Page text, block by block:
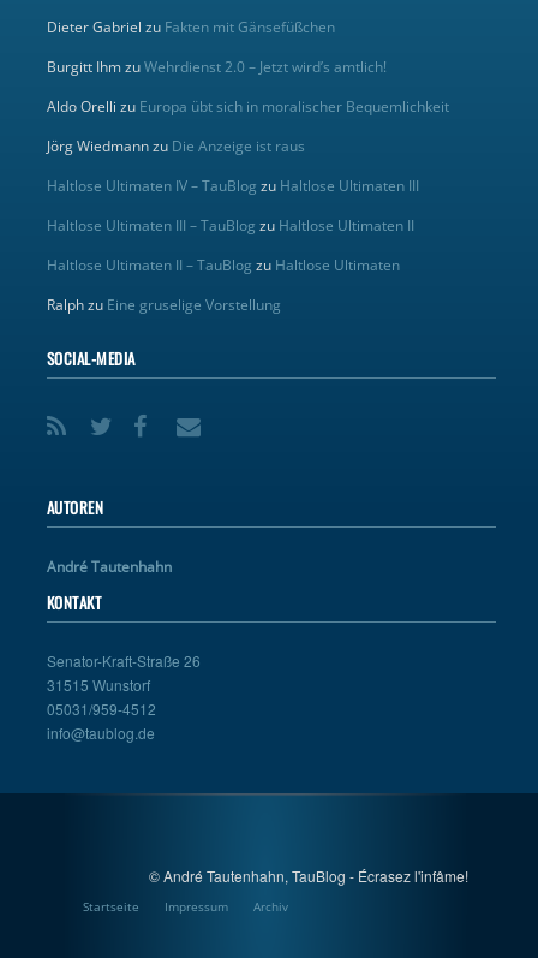
Dieter Gabriel zu Fakten mit Gänsefüßchen
Burgitt IhmzuWehrdienst 2.0 – Jetzt wird’s amtlich!
Aldo Orelli zu Europa übt sich in moralischer Bequemlichkeit
Jörg Wiedmannzu Die Anzeige ist raus
Haltlose Ultimaten IV – TauBlog zu Haltlose Ultimaten III
Haltlose Ultimaten III – TauBlog zu Haltlose Ultimaten II
Haltlose Ultimaten II – TauBlog zu Haltlose Ultimaten
Ralphzu Eine gruselige Vorstellung
SOCIAL-MEDIA
AUTOREN
André Tautenhahn
KONTAKT
Senator-Kraft-Straße 26
31515 Wunstorf
05031/959-4512
info@taublog.de
© André Tautenhahn, TauBlog - Écrasez l'infâme!
Startseite Impressum Archiv